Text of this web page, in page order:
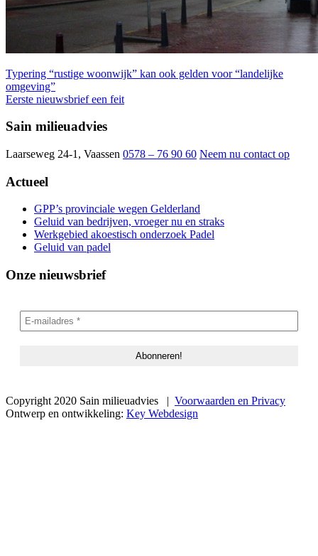
Typering “rustige woonwijk” kan ook gelden voor “landelijke
omgeving”
Eerste nieuwsbrief een feit
Sain milieuadvies
Laarseweg 24-1, Vaassen 0578 – 76 90 60 Neem nu contact op
Actueel
GPP’s provinciale wegen Gelderland
Geluid van bedrijven, vroeger nu en straks
Werkgebied akoestisch onderzoek Padel
Geluid van padel
Onze nieuwsbrief
Copyright 2020 Sain milieuadvies | Voorwaarden en Privacy
Ontwerp en ontwikkeling: Key Webdesign